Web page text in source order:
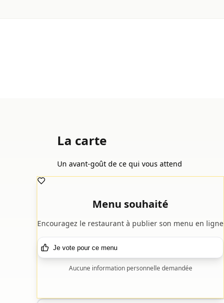
La carte
Un avant-goût de ce qui vous attend
Menu souhaité
Encouragez le restaurant à publier son menu en ligne
Je vote pour ce menu
Aucune information personnelle demandée